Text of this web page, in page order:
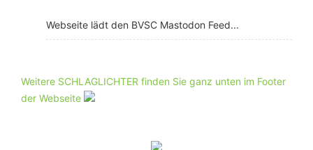
Webseite lädt den BVSC Mastodon Feed...
Weitere SCHLAGLICHTER finden Sie ganz unten im Footer
der Webseite